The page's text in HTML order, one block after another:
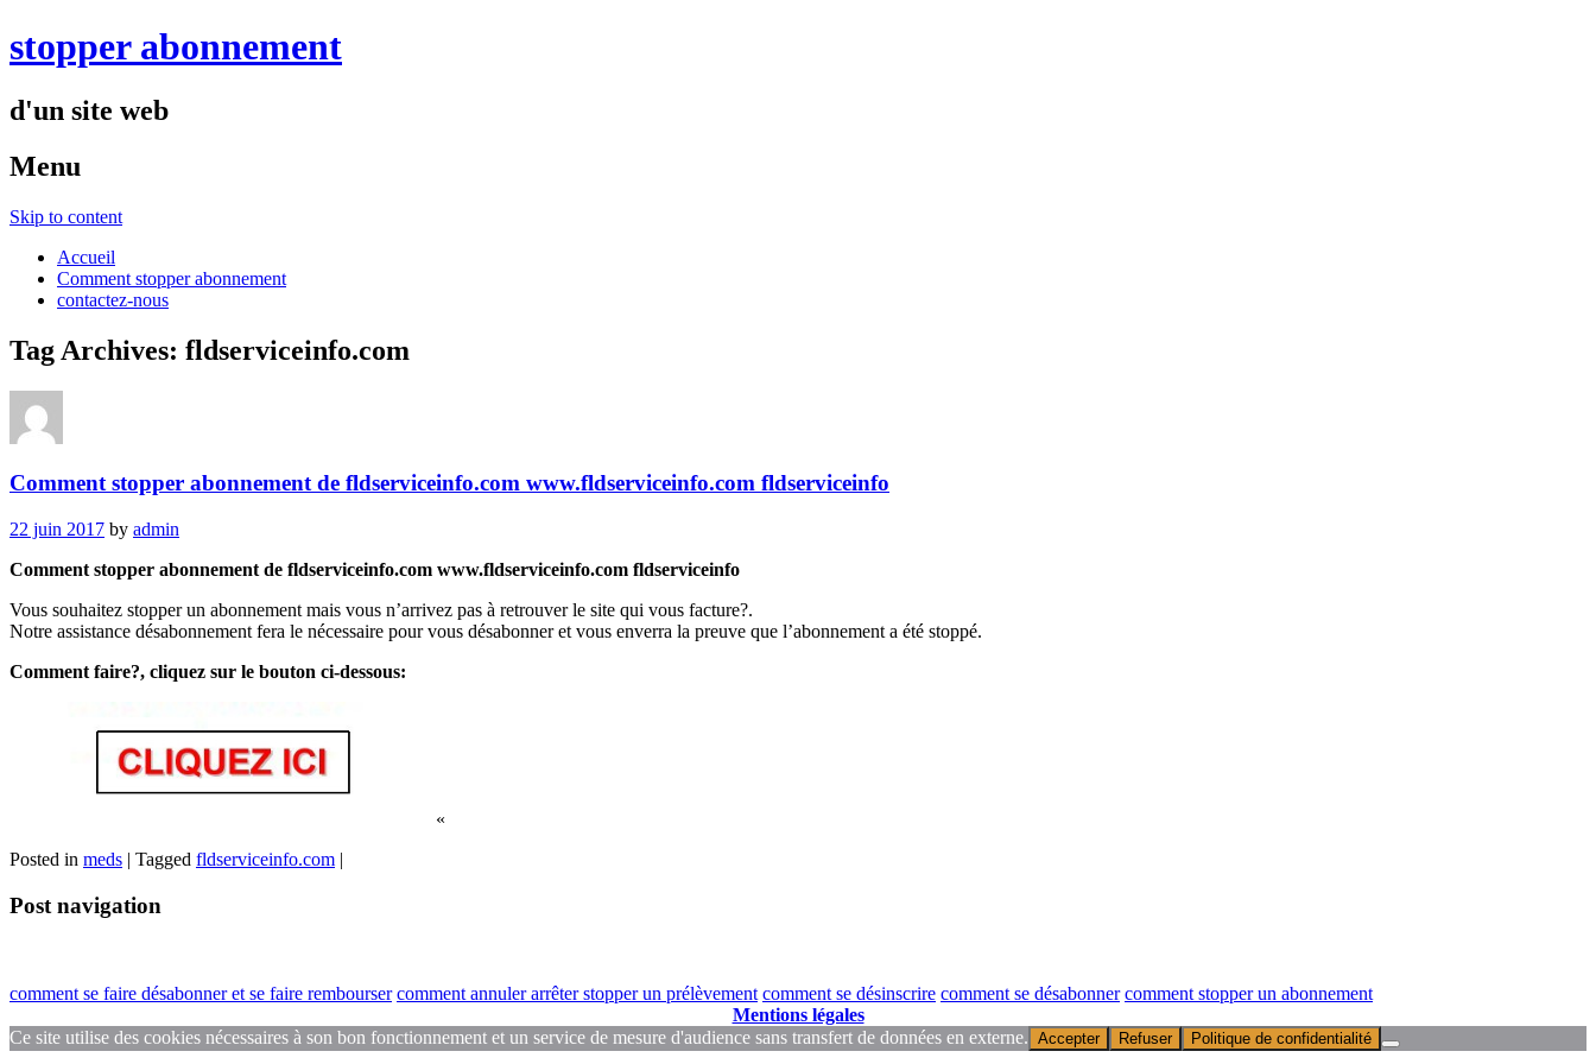
stopper abonnement
d'un site web
Menu
Skip to content
Accueil
Comment stopper abonnement
contactez-nous
Tag Archives: fldserviceinfo.com
Comment stopper abonnement de fldserviceinfo.com www.fldserviceinfo.com fldserviceinfo
22 juin 2017 by admin
Comment stopper abonnement de fldserviceinfo.com www.fldserviceinfo.com fldserviceinfo
Vous souhaitez stopper un abonnement mais vous n’arrivez pas à retrouver le site qui vous facture?.
Notre assistance désabonnement fera le nécessaire pour vous désabonner et vous enverra la preuve que l’abonnement a été stoppé.
Comment faire?, cliquez sur le bouton ci-dessous:
«
Posted in meds | Tagged fldserviceinfo.com |
Post navigation
comment se faire désabonner et se faire rembourser comment annuler arrêter stopper un prélèvement comment se désinscrire comment se désabonner comment stopper un abonnement
Mentions légales
Ce site utilise des cookies nécessaires à son bon fonctionnement et un service de mesure d'audience sans transfert de données en externe. Accepter Refuser Politique de confidentialité